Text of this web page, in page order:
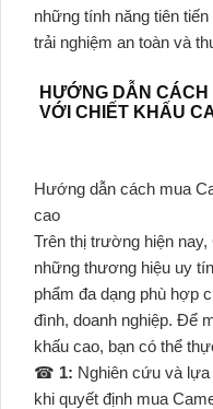
những tính năng tiên
trải nghiệm an toàn và
HƯỚNG DẪN
VỚI CHIẾT KHẤU
Hướng dẫn cách mua
cao
Trên thị trường hiện
những thương hiệu uy
phẩm đa dạng phù hợp
đình, doanh nghiệp. Để
khấu cao, bạn có thể
☎ 1: Nghiên cứu và
khi quyết định mua